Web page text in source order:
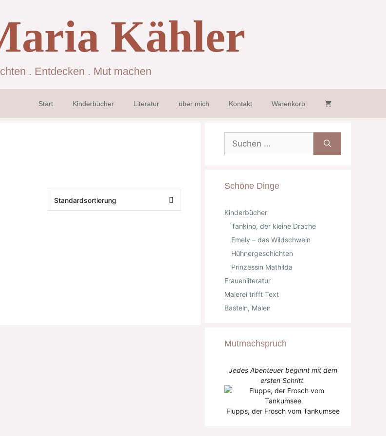
Kähler
. Entdecken . Mut machen
Start Kinderbücher Literatur über mich Kontakt Warenkorb
nach:
Schöne Dinge
Kinderbücher
Tankino, der kleine Drache
Emely – das Wildschwein
Hühnergeschichten
Prinzessin Mathilda
Frauenliteratur
Malerei trifft Text
Basteln, Malen
Mutmachspruch
Jedes Abenteuer beginnt mit dem
ersten Schritt.
Flupps, der Frosch vom Tankumsee